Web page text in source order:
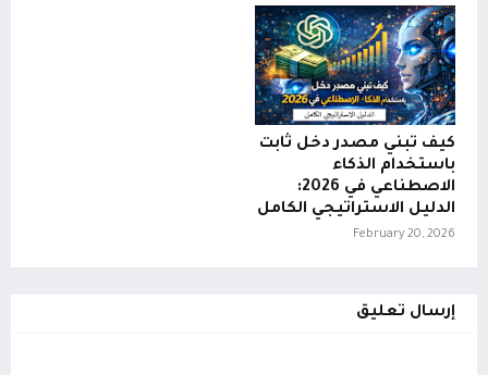
كيف تبني مصدر دخل ثابت
باستخدام الذكاء
الاصطناعي في 2026:
الدليل الاستراتيجي الكامل
February 20, 2026
إرسال تعليق